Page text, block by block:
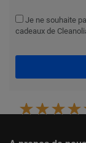
Je ne souhaite
cadeaux de